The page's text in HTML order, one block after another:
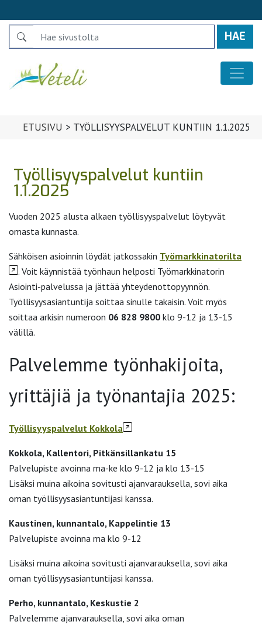
Search
ETUSIVU > TYÖLLISYYSPALVELUT KUNTIIN 1.1.2025
Työllisyyspalvelut kuntiin
1.1.2025
Vuoden 2025 alusta alkaen työllisyyspalvelut löytyvät
omasta kunnasta.
Sähköisen asioinnin löydät jatkossakin Työmarkkinatorilta
. Voit käynnistää työnhaun helposti Työmarkkinatorin
Asiointi-palvelussa ja jättää yhteydenottopyynnön.
Työllisyysasiantuntija soittaa sinulle takaisin. Voit myös
soittaa arkisin numeroon 06 828 9800 klo 9-12 ja 13-15
välillä.
Palvelemme työnhakijoita,
yrittäjiä ja työnantajia 2025:
Työllisyyspalvelut Kokkola
Kokkola, Kallentori, Pitkänsillankatu 15
Palvelupiste avoinna ma-ke klo 9-12 ja klo 13-15
Lisäksi muina aikoina sovitusti ajanvarauksella, sovi aika
oman työllisyysasiantuntijasi kanssa.
Kaustinen, kunnantalo, Kappelintie 13
Palvelupiste avoinna ma klo 9-12
Lisäksi muina aikoina sovitusti ajanvarauksella, sovi aika
oman työllisyysasiantuntijasi kanssa.
Perho, kunnantalo, Keskustie 2
Palvelemme ajanvarauksella, sovi aika oman